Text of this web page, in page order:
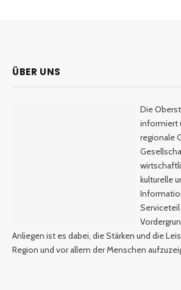
ÜBER UNS
Die
informiert
regionale
kulturelle
Anliegen ist es dabei, die Stärken und die
Region und vor allem der Menschen